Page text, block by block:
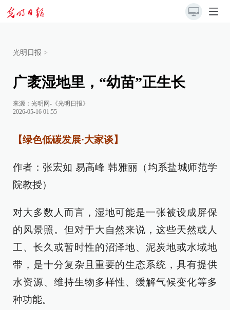
光明日报 >
广袤湿地里，“幼苗”正生长
来源： 光明网-《光明日报》
2026-05-16 01:55
【绿色低碳发展·大家谈】
作者：张宏如 易高峰 韩雅丽（均系盐城师范学
院教授）
对大多数人而言，湿地可能是一张被设成屏保
的风景照。但对于大自然来说，这些天然或人
工、长久或暂时性的沼泽地、泥炭地或水域地
带，是十分复杂且重要的生态系统，具有提供
水资源、维持生物多样性、缓解气候变化等多
种功能。